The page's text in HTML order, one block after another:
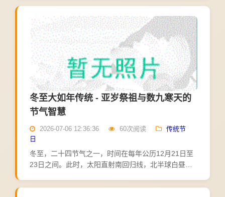
春节是全年最隆重的节日。腊月里忙年，扫尘、办年
货、贴春联；除夕...
冬至大如年传统 - 亚岁祭祖与数九寒天的
节气智慧
2026-07-06 12:36:36 60次阅读
传统节
日
冬至，二十四节气之一，时间在每年公历12月21日至
23日之间。此时，太阳直射南回归线，北半球白昼最
昼渐长，阳气渐生，故有"冬至一阳生"之说。在中国传